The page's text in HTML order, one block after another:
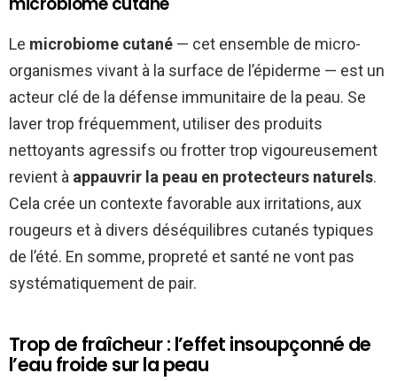
Le microbiome cutané — cet ensemble de micro-
organismes vivant à la surface de l’épiderme — est un
acteur clé de la défense immunitaire de la peau. Se
laver trop fréquemment, utiliser des produits
nettoyants agressifs ou frotter trop vigoureusement
revient à appauvrir la peau en protecteurs naturels.
Cela crée un contexte favorable aux irritations, aux
rougeurs et à divers déséquilibres cutanés typiques
de l’été. En somme, propreté et santé ne vont pas
systématiquement de pair.
Trop de fraîcheur : l’effet insoupçonné de
l’eau froide sur la peau